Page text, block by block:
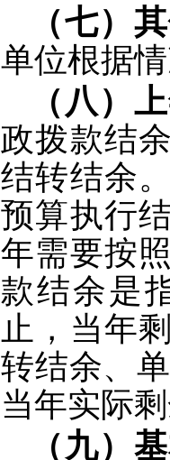
（七）
单位根据
（八）
政拨款结
结转结余
预算执行
年需要按
款结余是
止，当年
转结余、
当年实际
（九）